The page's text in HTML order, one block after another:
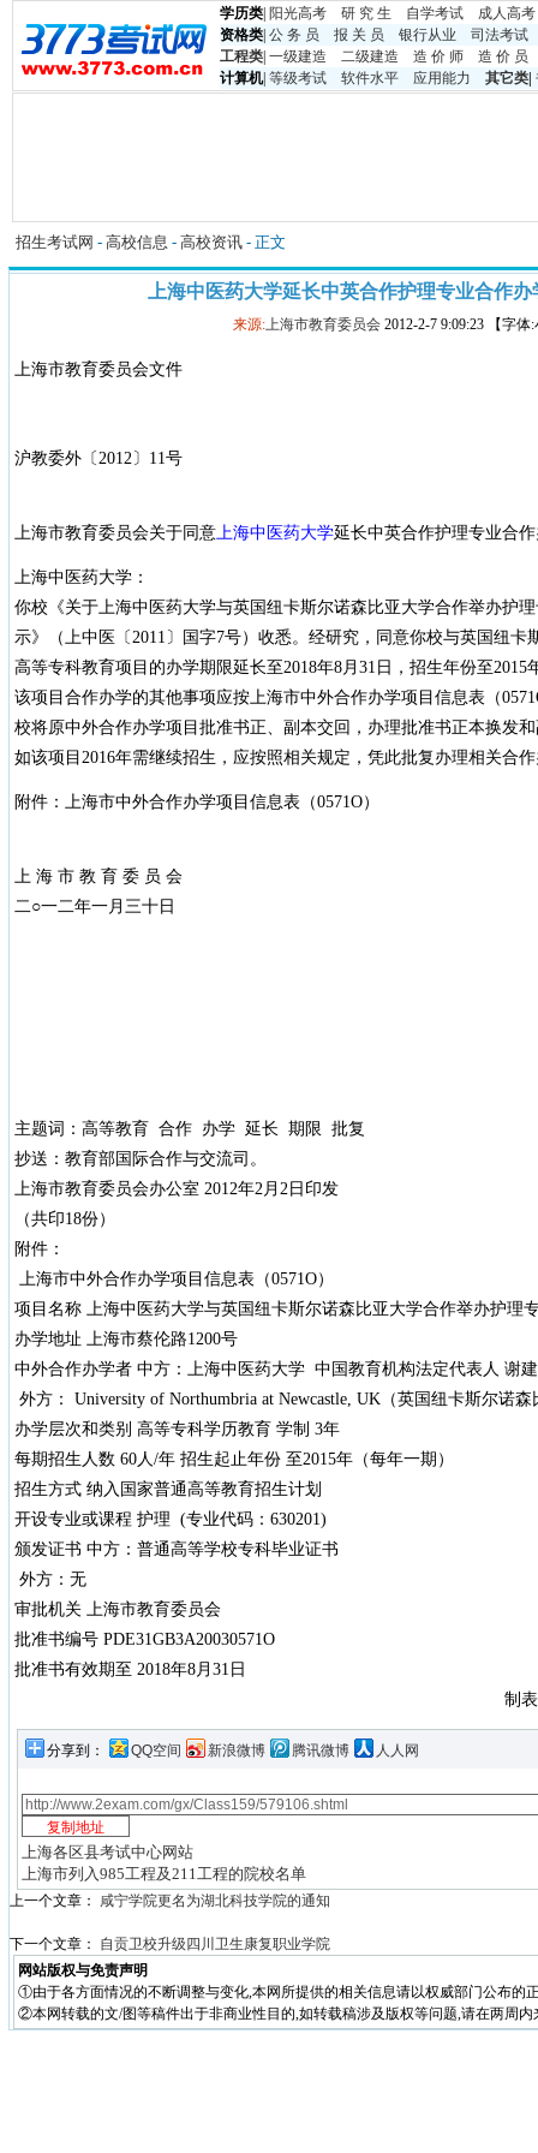
学历类 阳光高考 研 究 生 自学考试
成人高考
资格类 公 务 员 报 关 员 银行从业
司法考试
工程类 一级建造 二级建造 造 价 师
造 价 员
计算机| 等级考试 软件水平 应用能力 其它类
招生考试网 - 高校信息 - 高校资讯 - 正文
上海中医药大学延长中英合作护理专业合作
来源:上海市教育委员会 2012-2-7 9:09:23 【字体
上海市教育委员会文件
沪教委外〔2012〕11号
上海市教育委员会关于同意上海中医药大学延长中英合作护理专业合
上海中医药大学：
你校《关于上海中医药大学与英国纽卡斯尔诺森比亚大学合作举办护
示》（上中医〔2011〕国字7号）收悉。经研究，同意你校与英国纽卡
高等专科教育项目的办学期限延长至2018年8月31日，招生年份至2015
该项目合作办学的其他事项应按上海市中外合作办学项目信息表（
校将原中外合作办学项目批准书正、副本交回，办理批准书正本换发
如该项目2016年需继续招生，应按照相关规定，凭此批复办理相关合
附件：上海市中外合作办学项目信息表（0571O）
上 海 市 教 育 委 员 会
二○一二年一月三十日
主题词：高等教育 合作 办学 延长 期限 批复
抄送：教育部国际合作与交流司。
上海市教育委员会办公室 2012年2月2日印发
（共印18份）
附件：
上海市中外合作办学项目信息表（0571O）
项目名称 上海中医药大学与英国纽卡斯尔诺森比亚大学合作举办护理
办学地址 上海市蔡伦路1200号
中外合作办学者 中方：上海中医药大学 中国教育机构法定代表人 谢
外方： University of Northumbria at Newcastle, UK（英国纽卡斯尔诺
办学层次和类别 高等专科学历教育 学制 3年
每期招生人数 60人/年 招生起止年份 至2015年（每年一期）
招生方式 纳入国家普通高等教育招生计划
开设专业或课程 护理 (专业代码：630201)
颁发证书 中方：普通高等学校专科毕业证书
外方：无
审批机关 上海市教育委员会
批准书编号 PDE31GB3A20030571O
批准书有效期至 2018年8月31日
制表时间：2012
分享到： QQ空间 新浪微博 腾讯微博 人人网
上海各区县考试中心网站
上海市列入985工程及211工程的院校名单
上一个文章： 咸宁学院更名为湖北科技学院的通知
下一个文章：
自贡卫校升级四川卫生康复职业学院
网站版权与免责声明
①由于各方面情况的不断调整与变化,本网所提供的相关信息请以权威部门公布的
②本网转载的文/图等稿件出于非商业性目的,如转载稿涉及版权等问题,请在两周内